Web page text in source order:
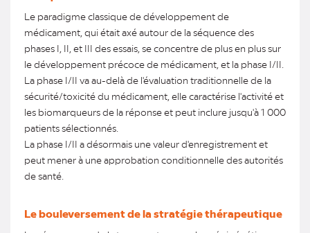
Le paradigme classique de développement de
médicament, qui était axé autour de la séquence des
phases I, II, et III des essais, se concentre de plus en plus sur
le développement précoce de médicament, et la phase I/II.
La phase I/II va au-delà de l'évaluation traditionnelle de la
sécurité/toxicité du médicament, elle caractérise l'activité et
les biomarqueurs de la réponse et peut inclure jusqu'à 1 000
patients sélectionnés.
La phase I/II a désormais une valeur d'enregistrement et
peut mener à une approbation conditionnelle des autorités
de santé.
Le bouleversement de la stratégie thérapeutique